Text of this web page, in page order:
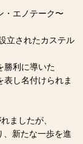
エノテーク〜
立されたカステル
勝利に導いた
し名付けられま
ましたが、
新たな一歩を進